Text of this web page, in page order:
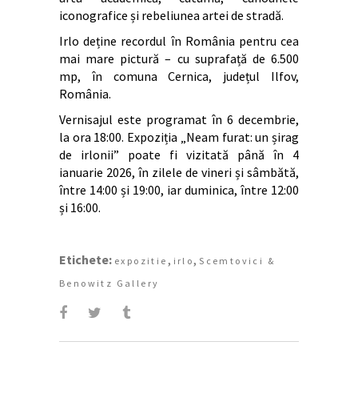
iconografice și rebeliunea artei de stradă.
Irlo deține recordul în România pentru cea
mai mare pictură – cu suprafață de 6.500
mp, în comuna Cernica, județul Ilfov,
România.
Vernisajul este programat în 6 decembrie,
la ora 18:00. Expoziția „Neam furat: un șirag
de irlonii” poate fi vizitată până în 4
ianuarie 2026, în zilele de vineri și sâmbătă,
între 14:00 și 19:00, iar duminica, între 12:00
și 16:00.
Etichete: expozitie , irlo ,Scemtovici &
Benowitz Gallery